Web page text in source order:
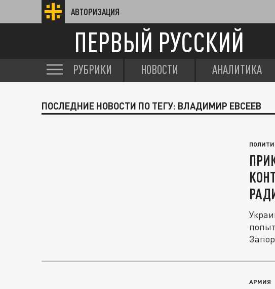
АВТОРИЗАЦИЯ
ПЕРВЫЙ РУССКИЙ
РУБРИКИ НОВОСТИ АНАЛИТИКА
ПОСЛЕДНИЕ НОВОСТИ ПО ТЕГУ: ВЛАДИМИР ЕВСЕЕВ
АРМИЯ